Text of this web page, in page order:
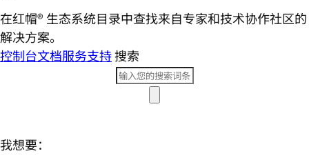
在红帽® 生态系统目录中查找来自专家和技术协作社区的
解决方案。
控制台文档服务支持搜索
我想要：